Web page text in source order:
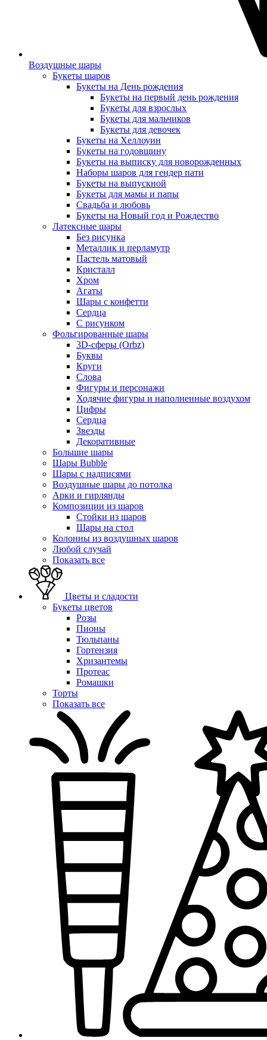
Воздушные шары
Букеты шаров
Букеты на День рождения
Букеты на первый день рождения
Букеты для взрослых
Букеты для мальчиков
Букеты для девочек
Букеты на Хеллоуин
Букеты на годовщину
Букеты на выписку для новорожденных
Наборы шаров для гендер пати
Букеты на выпускной
Букеты для мамы и папы
Свадьба и любовь
Букеты на Новый год и Рождество
Латексные шары
Без рисунка
Металлик и перламутр
Пастель матовый
Кристалл
Хром
Агаты
Шары с конфетти
Сердца
С рисунком
Фольгированные шары
3D-сферы (Orbz)
Буквы
Круги
Слова
Фигуры и персонажи
Ходячие фигуры и наполненные воздухом
Цифры
Сердца
Звезды
Декоративные
Большие шары
Шары Bubble
Шары с надписями
Воздушные шары до потолка
Арки и гирлянды
Композиции из шаров
Стойки из шаров
Шары на стол
Колонны из воздушных шаров
Любой случай
Показать все
Цветы и сладости
Букеты цветов
Розы
Пионы
Тюльпаны
Гортензия
Хризантемы
Протеас
Ромашки
Торты
Показать все